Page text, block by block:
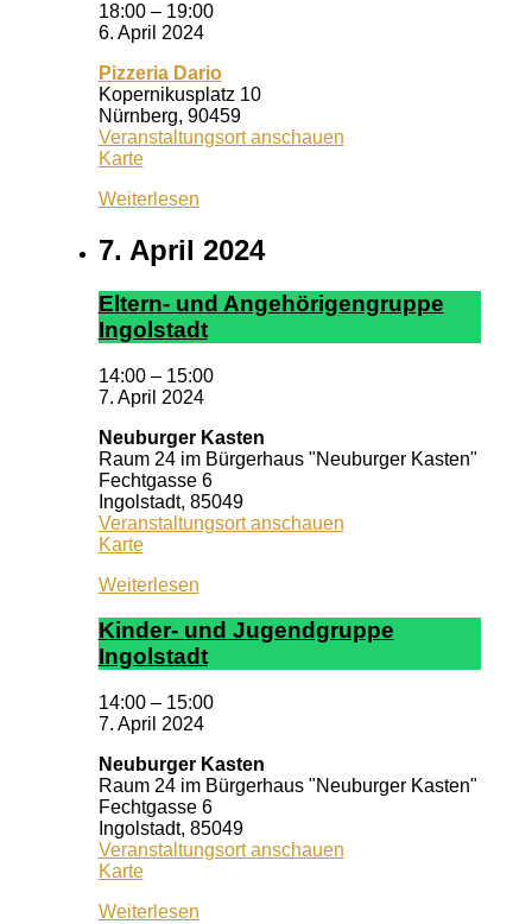
18:00 – 19:00
6. April 2024
Pizzeria Dario
Kopernikusplatz 10
Nürnberg, 90459
Veranstaltungsort anschauen
KartePizzeria
Weiterlesen
7. April 2024
El­tern- und An­ge­hör­ig­en­grup­pe
In­gol­stadt
14:00 – 15:00
7. April 2024
Neuburger Kasten
Raum 24 im Bürgerhaus "Neuburger Kasten"
Fechtgasse 6
Ingolstadt, 85049
Veranstaltungsort anschauen
KarteNeuburger
Weiterlesen
Kin­der- und Ju­gend­grup­pe
In­gol­stadt
14:00 – 15:00
7. April 2024
Neuburger Kasten
Raum 24 im Bürgerhaus "Neuburger Kasten"
Fechtgasse 6
Ingolstadt, 85049
Veranstaltungsort anschauen
KarteNeuburger
Weiterlesen